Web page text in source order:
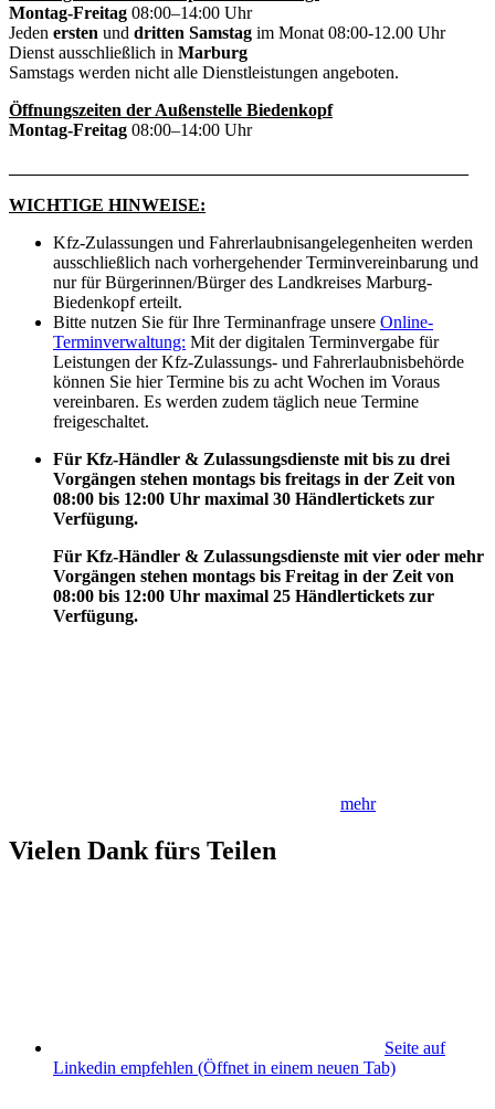
Montag-Freitag 08:00–14:00 Uhr
Jeden ersten und dritten Samstag im Monat 08:00-12.00 Uhr
Dienst ausschließlich in Marburg
Samstags werden nicht alle Dienstleistungen angeboten.
Öffnungszeiten der Außenstelle Biedenkopf
Montag-Freitag 08:00–14:00 Uhr
WICHTIGE HINWEISE:
Kfz-Zulassungen und Fahrerlaubnisangelegenheiten werden
ausschließlich nach vorhergehender Terminvereinbarung und
nur für Bürgerinnen/Bürger des Landkreises Marburg-
Biedenkopf erteilt.
Bitte nutzen Sie für Ihre Terminanfrage unsere Online-
Terminverwaltung: Mit der digitalen Terminvergabe für
Leistungen der Kfz-Zulassungs- und Fahrerlaubnisbehörde
können Sie hier Termine bis zu acht Wochen im Voraus
vereinbaren. Es werden zudem täglich neue Termine
freigeschaltet.
Für Kfz-Händler & Zulassungsdienste mit bis zu drei
Vorgängen stehen montags bis freitags in der Zeit von
08:00 bis 12:00 Uhr maximal 30 Händlertickets zur
Verfügung.
Für Kfz-Händler & Zulassungsdienste mit vier oder mehr
Vorgängen stehen montags bis Freitag in der Zeit von
08:00 bis 12:00 Uhr maximal 25 Händlertickets zur
Verfügung.
mehr
Vielen Dank fürs Teilen
Seite auf
Linkedin empfehlen (Öffnet in einem neuen Tab)